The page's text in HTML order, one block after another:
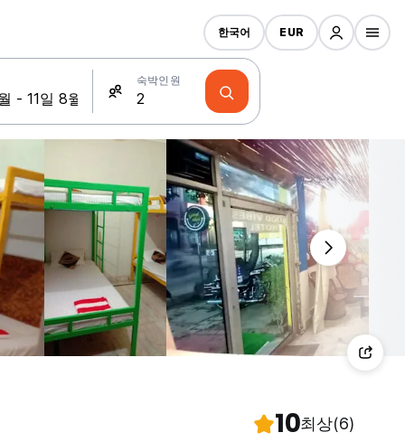
숙박인원
한국어 EUR
10최상(6)